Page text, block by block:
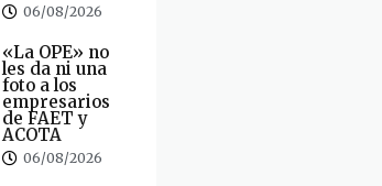
06/08/2026
«La OPE» no
les da ni una
foto a los
empresarios
de FAET y
ACOTA
06/08/2026